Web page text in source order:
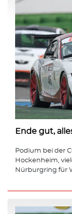
Ende gut,
Podium bei der
Hockenheim,
Nürburgring für